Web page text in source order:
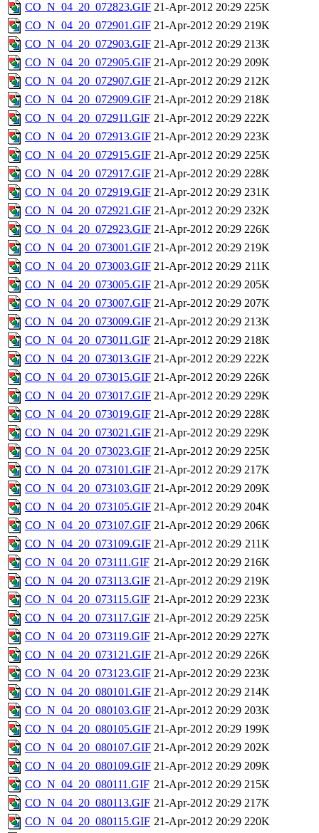
CO_N_04_20_072823.GIF 21-Apr-2012 20:29 225K
CO_N_04_20_072901.GIF 21-Apr-2012 20:29 219K
CO_N_04_20_072903.GIF 21-Apr-2012 20:29 213K
CO_N_04_20_072905.GIF 21-Apr-2012 20:29 209K
CO_N_04_20_072907.GIF 21-Apr-2012 20:29 212K
CO_N_04_20_072909.GIF 21-Apr-2012 20:29 218K
CO_N_04_20_072911.GIF 21-Apr-2012 20:29 222K
CO_N_04_20_072913.GIF 21-Apr-2012 20:29 223K
CO_N_04_20_072915.GIF 21-Apr-2012 20:29 225K
CO_N_04_20_072917.GIF 21-Apr-2012 20:29 228K
CO_N_04_20_072919.GIF 21-Apr-2012 20:29 231K
CO_N_04_20_072921.GIF 21-Apr-2012 20:29 232K
CO_N_04_20_072923.GIF 21-Apr-2012 20:29 226K
CO_N_04_20_073001.GIF 21-Apr-2012 20:29 219K
CO_N_04_20_073003.GIF 21-Apr-2012 20:29 211K
CO_N_04_20_073005.GIF 21-Apr-2012 20:29 205K
CO_N_04_20_073007.GIF 21-Apr-2012 20:29 207K
CO_N_04_20_073009.GIF 21-Apr-2012 20:29 213K
CO_N_04_20_073011.GIF 21-Apr-2012 20:29 218K
CO_N_04_20_073013.GIF 21-Apr-2012 20:29 222K
CO_N_04_20_073015.GIF 21-Apr-2012 20:29 226K
CO_N_04_20_073017.GIF 21-Apr-2012 20:29 229K
CO_N_04_20_073019.GIF 21-Apr-2012 20:29 228K
CO_N_04_20_073021.GIF 21-Apr-2012 20:29 229K
CO_N_04_20_073023.GIF 21-Apr-2012 20:29 225K
CO_N_04_20_073101.GIF 21-Apr-2012 20:29 217K
CO_N_04_20_073103.GIF 21-Apr-2012 20:29 209K
CO_N_04_20_073105.GIF 21-Apr-2012 20:29 204K
CO_N_04_20_073107.GIF 21-Apr-2012 20:29 206K
CO_N_04_20_073109.GIF 21-Apr-2012 20:29 211K
CO_N_04_20_073111.GIF 21-Apr-2012 20:29 216K
CO_N_04_20_073113.GIF 21-Apr-2012 20:29 219K
CO_N_04_20_073115.GIF 21-Apr-2012 20:29 223K
CO_N_04_20_073117.GIF 21-Apr-2012 20:29 225K
CO_N_04_20_073119.GIF 21-Apr-2012 20:29 227K
CO_N_04_20_073121.GIF 21-Apr-2012 20:29 226K
CO_N_04_20_073123.GIF 21-Apr-2012 20:29 223K
CO_N_04_20_080101.GIF 21-Apr-2012 20:29 214K
CO_N_04_20_080103.GIF 21-Apr-2012 20:29 203K
CO_N_04_20_080105.GIF 21-Apr-2012 20:29 199K
CO_N_04_20_080107.GIF 21-Apr-2012 20:29 202K
CO_N_04_20_080109.GIF 21-Apr-2012 20:29 209K
CO_N_04_20_080111.GIF 21-Apr-2012 20:29 215K
CO_N_04_20_080113.GIF 21-Apr-2012 20:29 217K
CO_N_04_20_080115.GIF 21-Apr-2012 20:29 220K